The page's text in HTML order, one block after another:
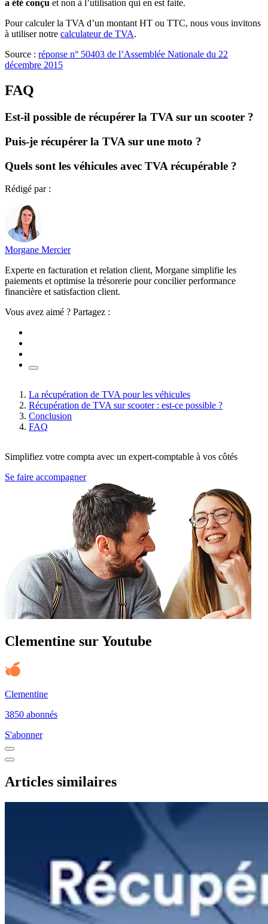
a été conçu et non à l’utilisation qui en est faite.
Pour calculer la TVA d’un montant HT ou TTC, nous vous invitons
à utiliser notre calculateur de TVA.
Source : réponse n° 50403 de l’Assemblée Nationale du 22
décembre 2015
FAQ
Est-il possible de récupérer la TVA sur un scooter ?
Puis-je récupérer la TVA sur une moto ?
Quels sont les véhicules avec TVA récupérable ?
Rédigé par :
Morgane Mercier
Experte en facturation et relation client, Morgane simplifie les
paiements et optimise la trésorerie pour concilier performance
financière et satisfaction client.
Vous avez aimé ? Partagez :
La récupération de TVA pour les véhicules
Récupération de TVA sur scooter : est-ce possible ?
Conclusion
FAQ
Simplifiez votre compta avec un expert-comptable à vos côtés
Se faire accompagner
Clementine sur Youtube
Clementine
3850 abonnés
S'abonner
Articles similaires